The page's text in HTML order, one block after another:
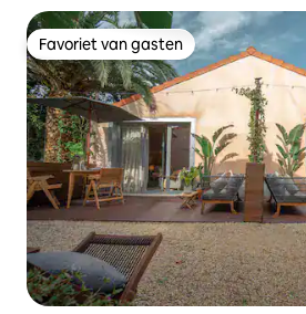
Favoriet van gasten
Favoriet van gasten